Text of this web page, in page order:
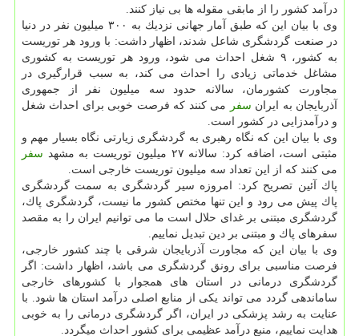
درآمد كشور را از مابقی مقوله ها بی نیاز كنند.
وی با بیان این كه طبق آمار جهانی نزدیك به ۳۰۰ میلیون نفر در دنیا
در صنعت گردشگری شاعل شدند، اظهار داشت: با ورود هر توریست
به كشور، ۹ شغل احداث می شود، ورود هر توریست به كشوری
مشاغل خدماتی زیادی را احداث می كند، به سبب قرارگیری در
مجاورت كشورمان، سالانه حدود سه میلیون نفر از جمهوری
آذربایجان به ایران سفر
می كنند كه فرصت خوبی برای احداث شغل
و درآمدزایی در كشور است.
وی با بیان این كه نگاه رهبری به گردشگری زیارتی نگاه بسیار مهم و
مثبتی است، اضافه كرد: سالانه ۲۷ میلیون توریست به مشهد
سفر
می كنند كه از این تعداد سه میلیون توریست خارجی است.
پاك آئین تصریح كرد: امروزه سیر گردشگری به سمت گردشگری
پاك پیش می رود و این تنها مختص كشور ما نیست، گردشگری پاك،
گردشگری مبتنی بر غدای حلال است ما می توانیم ایران را به مقصد
سفرهای پاك و مبتنی بر دین تبدیل نماییم.
وی با بیان این كه مجاورت آذربایجان شرقی با چند كشور خارجی،
فرصت مناسبی برای رونق گردشگری می باشد، اظهار داشت: اگر
گردشگری درمانی در استان های همجوار با كشورهای خارجی
ساماندهی گردد می تواند یكی از منابع اصلی درآمد استان ها شود. با
عنایت به رشد پزشكی در ایران، اگر گردشگری درمانی را به خوبی
هدایت نماییم، منبع درآمد عظیمی برای كشور احداث میگردد.